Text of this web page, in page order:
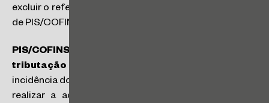
excluir o referido ICMS da base de cálculo dos créditos
de PIS/COFINS (SC nº 99.001/2024).
PIS/COFINS – Aquisição de insumo sujeito à
tributação concentrada
incidência do PIS/COFINS sob o regime não cumulativo
realizar a aquisição de insumo sujeito à tributação